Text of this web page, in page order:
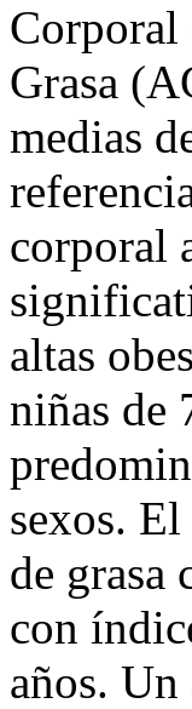
Corporal
Grasa
medias
corporal
altas
niñas de
sexos.
de grasa
con
años.